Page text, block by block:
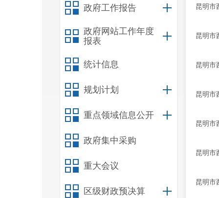
政府工作报告
政府网站工作年度
报表
统计信息
规划计划
重点领域信息公开
政府集中采购
重大会议
区级财政预决算
昆明市
昆明市
昆明市
昆明市
昆明市
昆明市
昆明市